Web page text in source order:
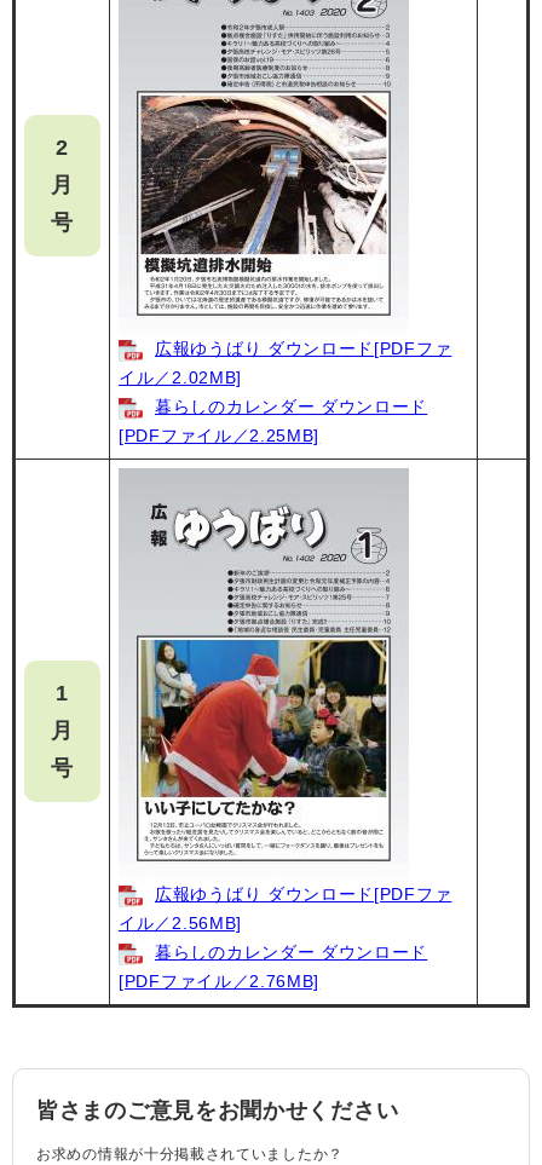
2
月
号
広報ゆうばり ダウンロード[PDFファ
イル／2.02MB]
暮らしのカレンダー ダウンロード
[PDFファイル／2.25MB]
1
月
号
広報ゆうばり ダウンロード[PDFファ
イル／2.56MB]
暮らしのカレンダー ダウンロード
[PDFファイル／2.76MB]
皆さまのご意見をお聞かせください
お求めの情報が十分掲載されていましたか？